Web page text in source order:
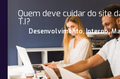
Quem deve cuidar do site
T.I?
Desenvolvimento,Interno,